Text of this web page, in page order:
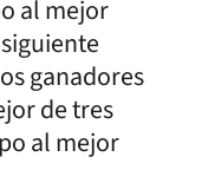
al mejor
ganadores
de tres
al mejor